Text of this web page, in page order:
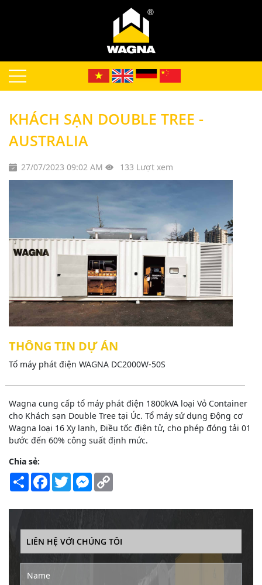
KHÁCH SẠN DOUBLE TREE -
AUSTRALIA
27/07/2023 09:02 AM 133 Lượt xem
THÔNG TIN DỰ ÁN
Tổ máy phát điện WAGNA DC2000W-50S
Wagna cung cấp tổ máy phát điện 1800kVA loại Vỏ Container
cho Khách sạn Double Tree tại Úc. Tổ máy sử dụng Động cơ
Wagna loại 16 Xy lanh, Điều tốc điện tử, cho phép đóng tải 01
bước đến 60% công suất định mức.
Chia sẻ:
Share Facebook
TwitterMessenger
LIÊN HỆ VỚI CHÚNG TÔI
Name